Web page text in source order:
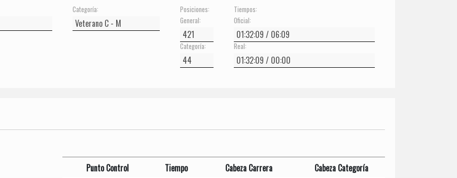
Categoría:
Posiciones:
General:
Categoría:
Tiempos:
Oficial:
Real:
Punto Control Tiempo Cabeza Carrera
Cabeza Categoría